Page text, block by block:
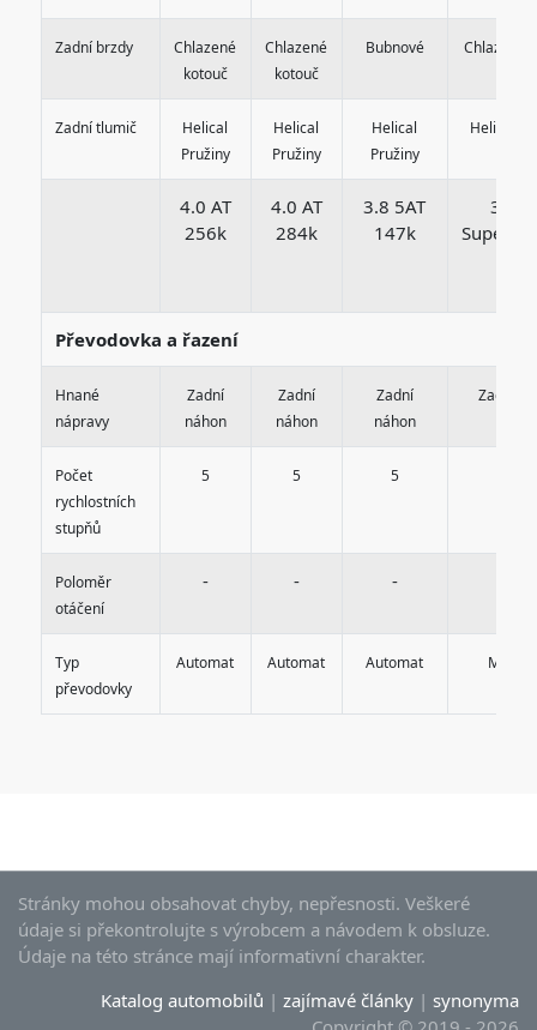
Zadní brzdy
Chlazené
kotouč
Chlazené
kotouč
Bubnové Chlazené
Zadní tlumič
Helical
Pružiny
Helical
Pružiny
Helical
Pružiny
Helical
4.0 AT
256k
4.0 AT
284k
3.8 5AT
147k
3.8
Převodovka a řazení
Hnané
nápravy
Zadní
náhon
Zadní
náhon
Zadní
náhon
Zadní
Počet
rychlostních
stupňů
5 5 5
Poloměr
otáčení
- - -
Typ
převodovky
Automat Automat Automat
Stránky mohou obsahovat chyby, nepřesnosti. Veškeré
údaje si překontrolujte s výrobcem a návodem k obsluze.
Údaje na této stránce mají informativní charakter.
Katalog automobilů | zajímavé články | synonyma